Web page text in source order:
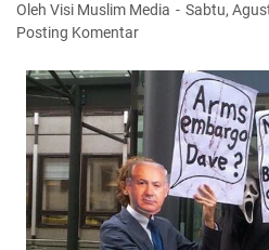
Oleh Visi Muslim Media
Sabtu,
Posting Komentar